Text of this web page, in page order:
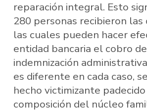
reparación integral. Esto
280 personas recibieron las
las cuales pueden hacer
entidad bancaria el cobro
indemnización
es diferente en cada caso,
hecho victimizante
composición del núcleo